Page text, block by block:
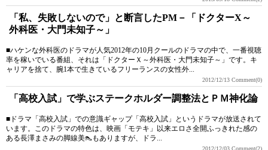
「私、失敗しないので」と断言したPM－「ドクターX～
外科医・大門未知子～」
■ハケンな外科医のドラマが人気2012年の10月クールのドラマの中で、一番視聴
率を稼いでいる番組、それは「ドクターＸ～外科医・大門未知子～」です。キ
ャリアを捨て、腕1本で生きているフリーランスの女性外...
2012/12/13 Comment(0)
「高校入試」で学ぶステークホルダー調整法とＰＭ神化論
■ドラマ「高校入試」での意識ギャップ「高校入試」というドラマが放送されて
います。このドラマの特色は、映画「モテキ」以来エロさ全開ふっきれた感の
ある長澤まさみの脚線美👠もありますが、ドラ...
2012/12/03 Comment(2)